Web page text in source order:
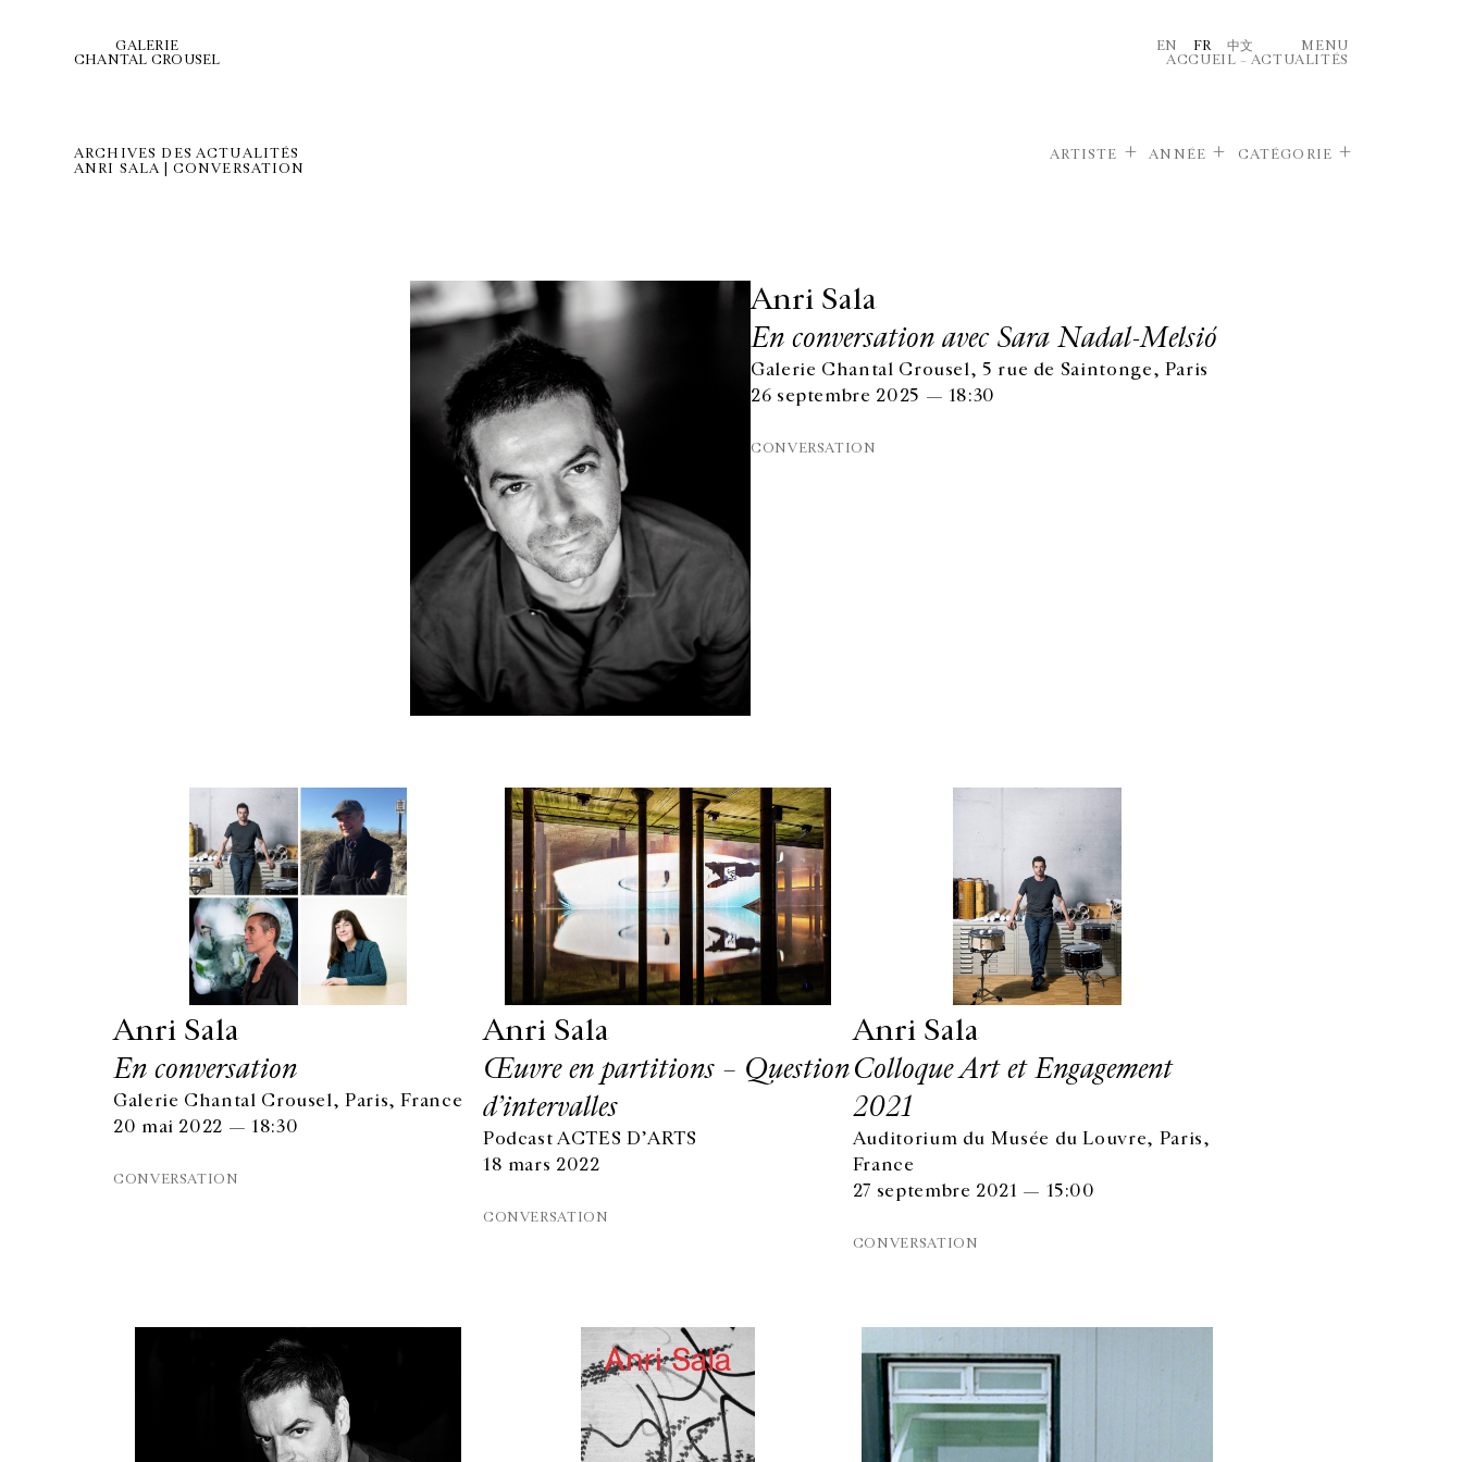
GALERIE
CHANTAL CROUSEL
EN FR 中文
MENU
ACCUEIL – ACTUALITÉS
ARCHIVES DES ACTUALITÉS
ANRI SALA | CONVERSATION
ARTISTE ANNÉE CATÉGORIE
Anri Sala
En conversation avec Sara Nadal-Melsió
Galerie Chantal Crousel, 5 rue de Saintonge, Paris
26 septembre 2025 — 18:30
CONVERSATION
Anri Sala
En conversation
Galerie Chantal Crousel, Paris, France
20 mai 2022 — 18:30
CONVERSATION
Anri Sala
Œuvre en partitions – Question
d’intervalles
Podcast ACTES D’ARTS
18 mars 2022
CONVERSATION
Anri Sala
Colloque Art et Engagement
2021
Auditorium du Musée du Louvre, Paris,
France
27 septembre 2021 — 15:00
CONVERSATION